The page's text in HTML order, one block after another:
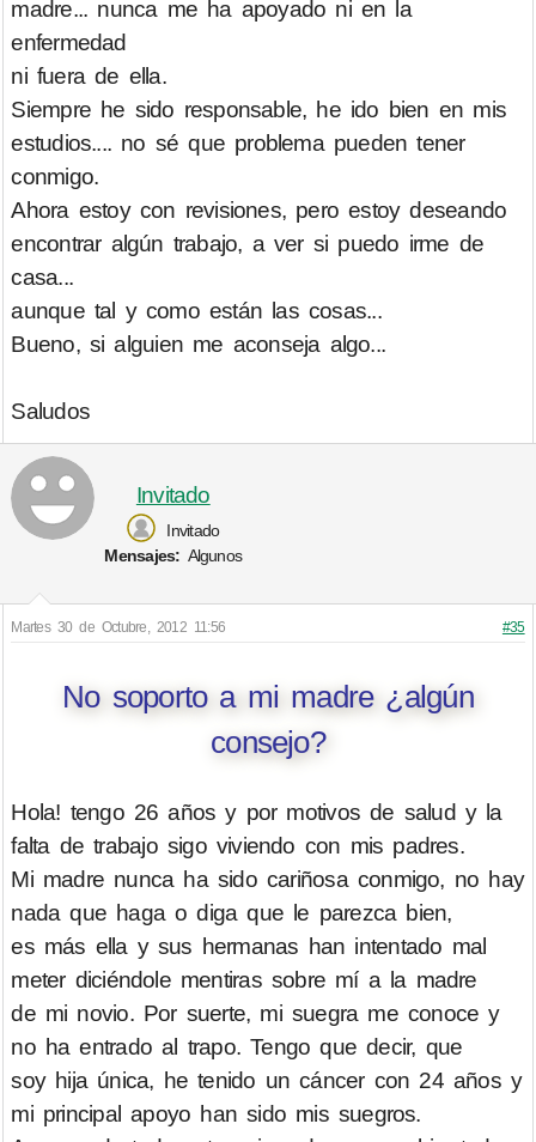
madre... nunca me ha apoyado ni en la
enfermedad
ni fuera de ella.
Siempre he sido responsable, he ido bien en mis
estudios.... no sé que problema pueden tener
conmigo.
Ahora estoy con revisiones, pero estoy deseando
encontrar algún trabajo, a ver si puedo irme de
casa...
aunque tal y como están las cosas...
Bueno, si alguien me aconseja algo...
Saludos
Invitado
Invitado
Mensajes: Algunos
Martes 30 de Octubre, 2012 11:56 #35
No soporto a mi madre ¿algún
consejo?
Hola! tengo 26 años y por motivos de salud y la
falta de trabajo sigo viviendo con mis padres.
Mi madre nunca ha sido cariñosa conmigo, no hay
nada que haga o diga que le parezca bien,
es más ella y sus hermanas han intentado mal
meter diciéndole mentiras sobre mí a la madre
de mi novio. Por suerte, mi suegra me conoce y
no ha entrado al trapo. Tengo que decir, que
soy hija única, he tenido un cáncer con 24 años y
mi principal apoyo han sido mis suegros.